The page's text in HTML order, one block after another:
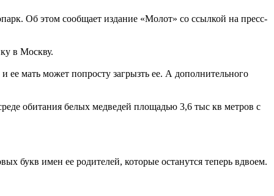
Об этом сообщает издание «Молот» со ссылкой на пресс-
в Москву.
ее мать может попросту загрызть ее. А дополнительного
обитания белых медведей площадью 3,6 тыс кв метров с
букв имен ее родителей, которые останутся теперь вдвоем.